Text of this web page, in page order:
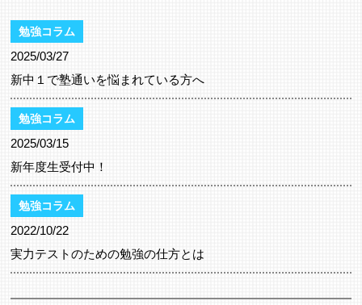
勉強コラム
2025/03/27
新中１で塾通いを悩まれている方へ
勉強コラム
2025/03/15
新年度生受付中！
勉強コラム
2022/10/22
実力テストのための勉強の仕方とは